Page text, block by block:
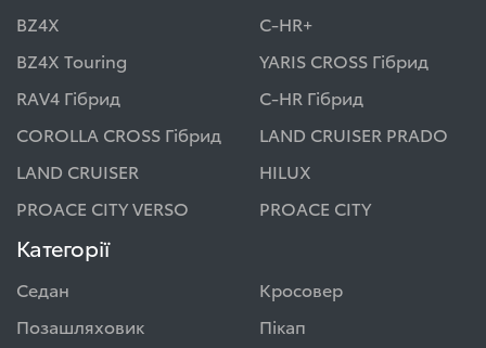
BZ4X
C-HR+
BZ4X Touring
YARIS CROSS Гібрид
RAV4 Гібрид
C-HR Гібрид
COROLLA CROSS Гібрид
LAND CRUISER PRADO
LAND CRUISER
HILUX
PROACE CITY VERSO
PROACE CITY
Категорії
Седан
Кросовер
Позашляховик
Пікап